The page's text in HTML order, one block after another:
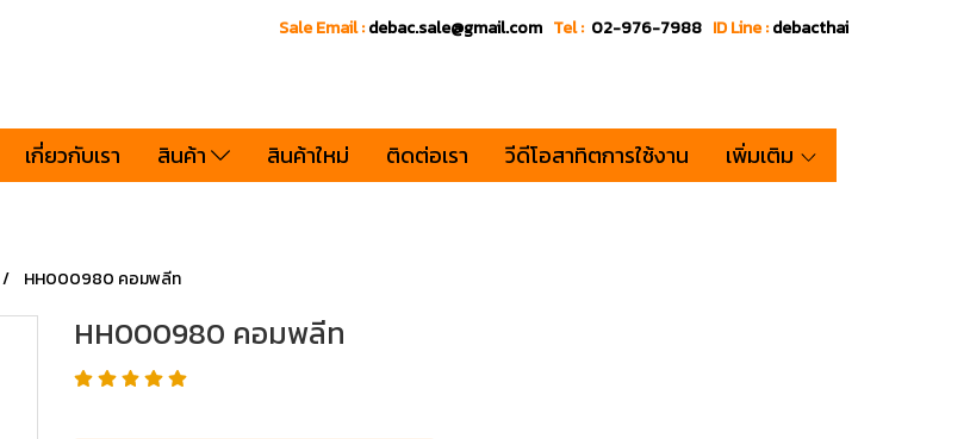
Sale Email :debac.sale@gmail.com Tel : 02-976-7988 ID Line :debacthai
เกี่ยวกับเรา สินค้า สินค้าใหม่ ติดต่อเรา วีดีโอสาทิตการใช้งาน เพิ่มเติม
HH000980 คอมพลีท
HH000980 คอมพลีท